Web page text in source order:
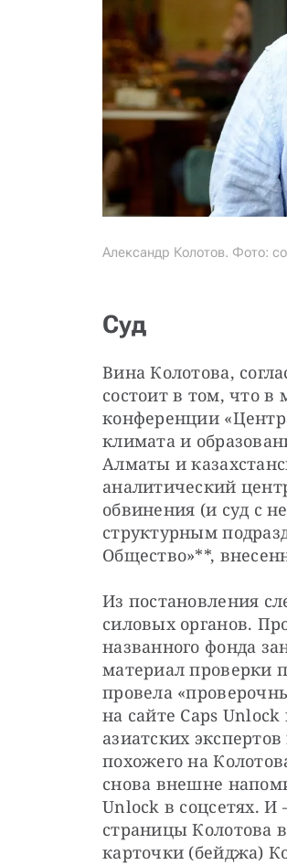
Александр Колотов. Фото:
Суд
Вина Колотова,
состоит в том, что в
конференции
климата и
Алматы и
аналитический
обвинения (и суд с
структурным
Общество»**,
Из постановления
силовых органов.
названного фонда
материал проверки
провела
на сайте Caps
азиатских
похожего на
снова внешне
Unlock в соцсетях. И
страницы Колотова
карточки (бейджа)